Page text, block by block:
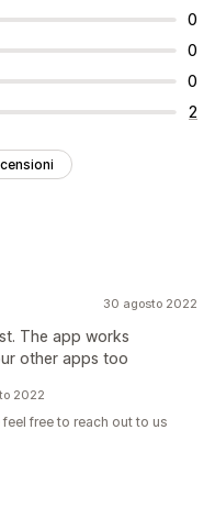
0
0
0
2
30 agosto 2022
The app works
other apps too
2022
free to reach out to us